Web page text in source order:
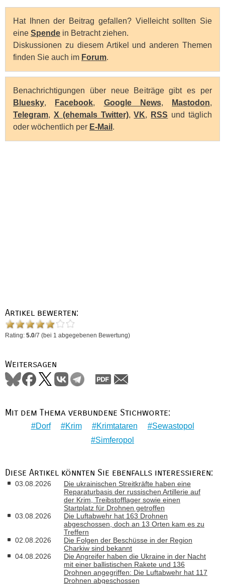
Hat Ihnen der Beitrag gefallen? Vielleicht sollten Sie
eine Spende in Betracht ziehen.
Diskussionen zu diesem Artikel und anderen Themen
finden Sie auch im Forum.
Benachrichtigungen über neue Beiträge gibt es per
Bluesky, Facebook, Google News, Mastodon,
Telegram, X (ehemals Twitter),VK, RSS und täglich
oder wöchentlich per E-Mail .
Artikel bewerten:
Rating: 5.0/7 (bei 1 abgegebenen Bewertung)
Weitersagen
Mit dem Thema verbundene Stichworte:
Dorf Krim Krimtataren
Sewastopol
Simferopol
Diese Artikel könnten Sie ebenfalls interessieren:
03.08.2026
Die ukrainischen Streitkräfte haben eine
Reparaturbasis der russischen Artillerie auf
der Krim, Treibstofflager sowie einen
Startplatz für Drohnen getroffen
03.08.2026
Die Luftabwehr hat 163 Drohnen
abgeschossen, doch an 13 Orten kam es zu
Treffern
02.08.2026
Die Folgen der Beschüsse in der Region
Charkiw sind bekannt
04.08.2026
Die Angreifer haben die Ukraine in der Nacht
mit einer ballistischen Rakete und 136
Drohnen angegriffen: Die Luftabwehr hat 117
Drohnen abgeschossen